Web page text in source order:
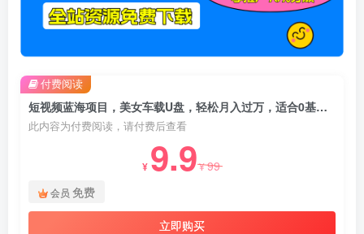
短视频蓝海项目，美女车载U盘，轻松月入过万，适合0基础小白【揭秘】
此内容为付费阅读，请付费后查看
¥ 9.9¥99
会员 免费
立即购买
付费阅读